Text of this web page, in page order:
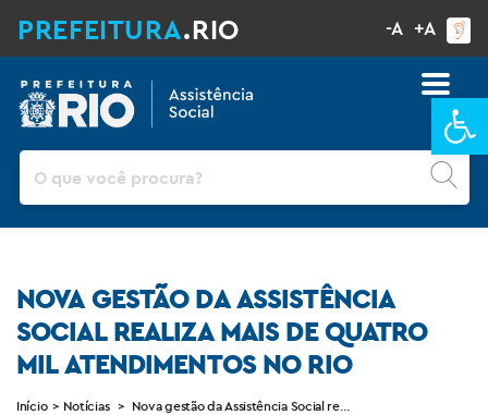
PREFEITURA.RIO -A +A
NOVA GESTÃO DA ASSISTÊNCIA
SOCIAL REALIZA MAIS DE QUATRO
MIL ATENDIMENTOS NO RIO
Início > Notícias > Nova gestão da Assistência Social realiza mais de quatro mil